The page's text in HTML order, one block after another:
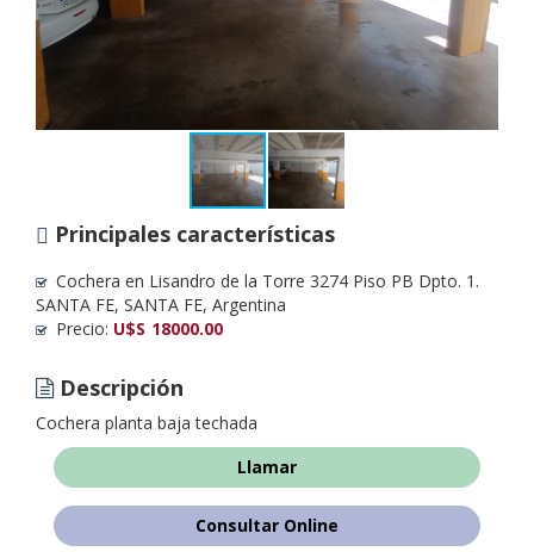
Principales características
Cochera en Lisandro de la Torre 3274 Piso PB Dpto. 1.
SANTA FE, SANTA FE, Argentina
Precio: U$S 18000.00
Descripción
Cochera planta baja techada
Llamar
Consultar Online